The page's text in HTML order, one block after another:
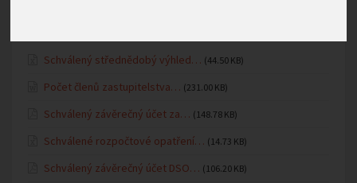
Schválený střednědobý výhled… (44.50 KB)
Počet členů zastupitelstva… (231.00 KB)
Schválený závěrečný účet za… (148.78 KB)
Schválené rozpočtové opatření… (14.73 KB)
Schválený závěrečný účet DSO… (106.20 KB)